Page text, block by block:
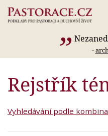
-
Rejstřík
Vyhledávání podle